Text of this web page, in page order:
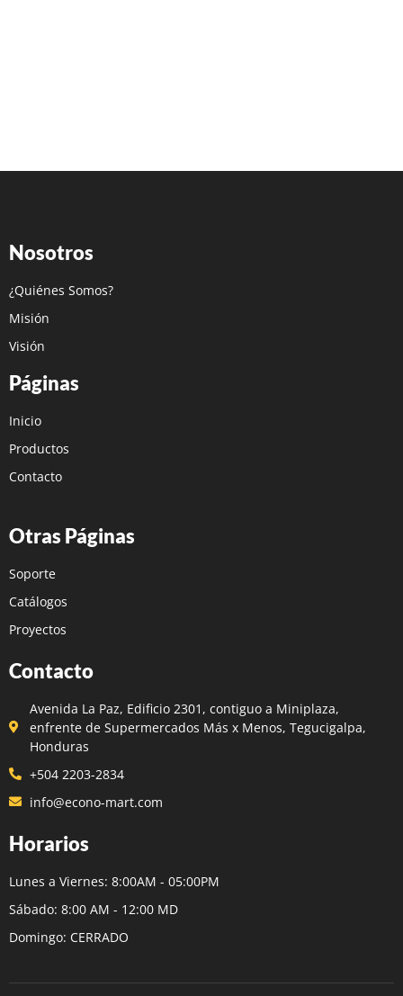
Nosotros
¿Quiénes Somos?
Misión
Visión
Páginas
Inicio
Productos
Contacto
Otras Páginas
Soporte
Catálogos
Proyectos
Contacto
Avenida La Paz, Edificio 2301, contiguo a Miniplaza,
enfrente de Supermercados Más x Menos, Tegucigalpa,
Honduras
+504 2203-2834
info@econo-mart.com
Horarios
Lunes a Viernes: 8:00AM - 05:00PM
Sábado: 8:00 AM - 12:00 MD
Domingo: CERRADO